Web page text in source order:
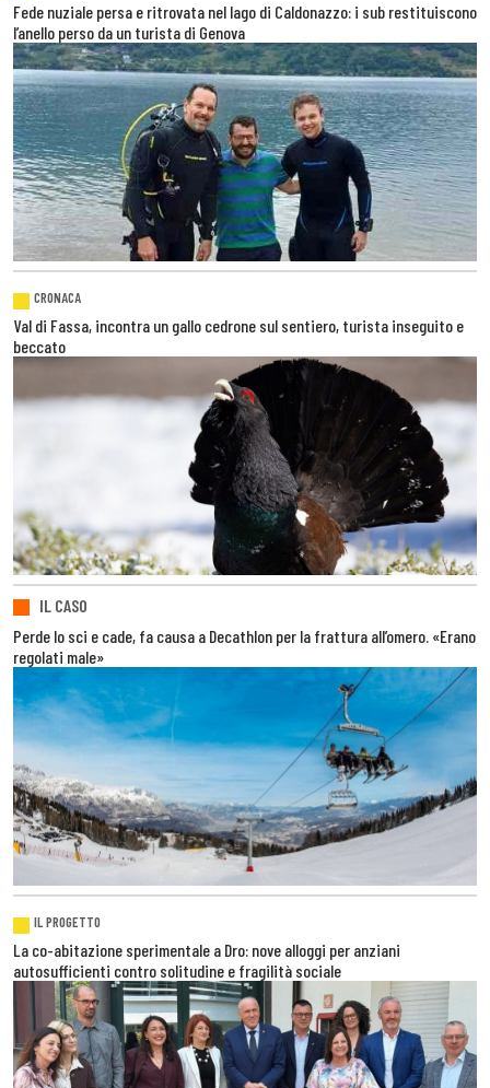
Fede nuziale persa e ritrovata nel lago di Caldonazzo: i sub restituiscono
l’anello perso da un turista di Genova
CRONACA
Val di Fassa, incontra un gallo cedrone sul sentiero, turista inseguito e
beccato
IL CASO
Perde lo sci e cade, fa causa a Decathlon per la frattura all’omero. «Erano
regolati male»
IL PROGETTO
La co-abitazione sperimentale a Dro: nove alloggi per anziani
autosufficienti contro solitudine e fragilità sociale